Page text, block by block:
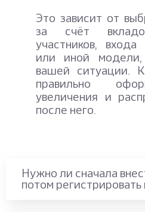
Это зависит от
за счёт
участников, входа
или иной
вашей ситуации.
правильно
увеличения и
после него.
Нужно ли сначала
потом